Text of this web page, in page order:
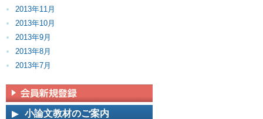
2013年11月
2013年10月
2013年9月
2013年8月
2013年7月
小論文教材のご案内